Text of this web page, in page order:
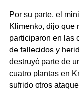
Por su parte, el
Klimenko, dijo que
participaron en las
de fallecidos y
destruyó parte de
cuatro plantas en
sufrido otros